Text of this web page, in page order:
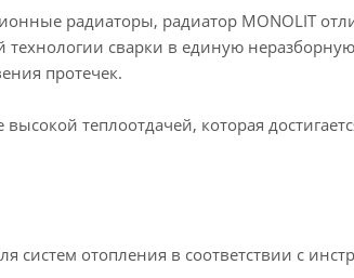
радиаторы, радиатор MONOLIT
сварки в единую неразборную
протечек.
теплоотдачей, которая
систем отопления в соответствии с